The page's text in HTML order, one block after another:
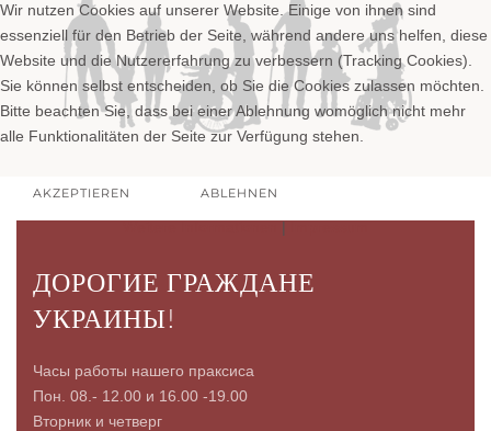
ДОРОГИЕ ГРАЖДАНЕ
УКРАИНЫ!
Часы работы нашего праксиса
Пон. 08.- 12.00 и 16.00 -19.00
Вторник и четверг
Wir nutzen Cookies auf unserer Website. Einige von ihnen sind
essenziell für den Betrieb der Seite, während andere uns helfen, diese
Website und die Nutzererfahrung zu verbessern (Tracking Cookies).
Sie können selbst entscheiden, ob Sie die Cookies zulassen möchten.
Bitte beachten Sie, dass bei einer Ablehnung womöglich nicht mehr
alle Funktionalitäten der Seite zur Verfügung stehen.
AKZEPTIEREN ABLEHNEN
|